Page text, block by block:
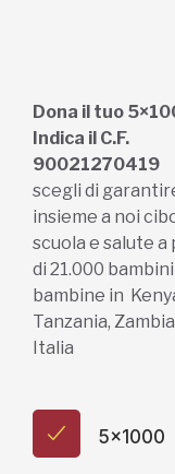
Dona il tuo
Indica il C.F.
90021270419
scegli di
insieme a noi
scuola e salute a
di 21.000
bambine in
Tanzania,
Italia
5x1000